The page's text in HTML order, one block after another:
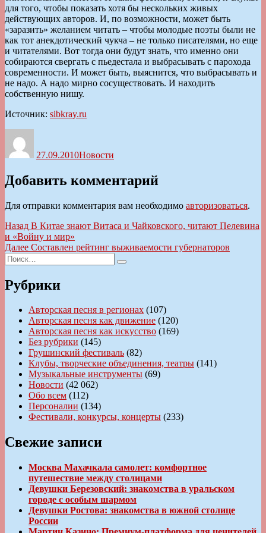
для того, чтобы показать хотя бы нескольких живых
действующих авторов. И, по возможности, может быть
«заразить» желанием читать – чтобы молодые поэты были не
как тот анекдотический чукча – не только писателями, но еще
и читателями. Вот тогда они будут знать, что именно они
собираются свергать с пьедестала и выбрасывать с парохода
современности. И может быть, выяснится, что выбрасывать и
не надо. А надо мирно сосуществовать. И находить
собственную нишу.
Источник: sibkray.ru
27.09.2010Новости
Добавить комментарий
Для отправки комментария вам необходимо авторизоваться.
Навигация
по
записям
Назад Предыдущая
запись:
В Китае знают Витаса и Чайковского, читают Пелевина
и «Войну и мир»
Далее Следующая
Составлен рейтинг выживаемости губернаторов
Искать:
Поиск
Рубрики
Авторская песня в регионах (107)
Авторская песня как движение (120)
Авторская песня как искусство (169)
Без рубрики (145)
Грушинский фестиваль (82)
Клубы, творческие объединения, театры (141)
Музыкальные инструменты (69)
Новости (42 062)
Обо всем (112)
Персоналии (134)
Фестивали, конкурсы, концерты (233)
Свежие записи
Москва Махачкала самолет: комфортное
путешествие между столицами
Девушки Березовский: знакомства в уральском
городе с особым шармом
Девушки Ростова: знакомства в южной столице
России